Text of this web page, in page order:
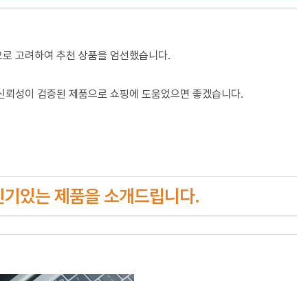
고려하여 추천 상품을 엄선했습니다.
성이 검증된 제품으로 쇼핑에 도움었으면 좋겠습니다.
있는 제품을 소개드립니다.